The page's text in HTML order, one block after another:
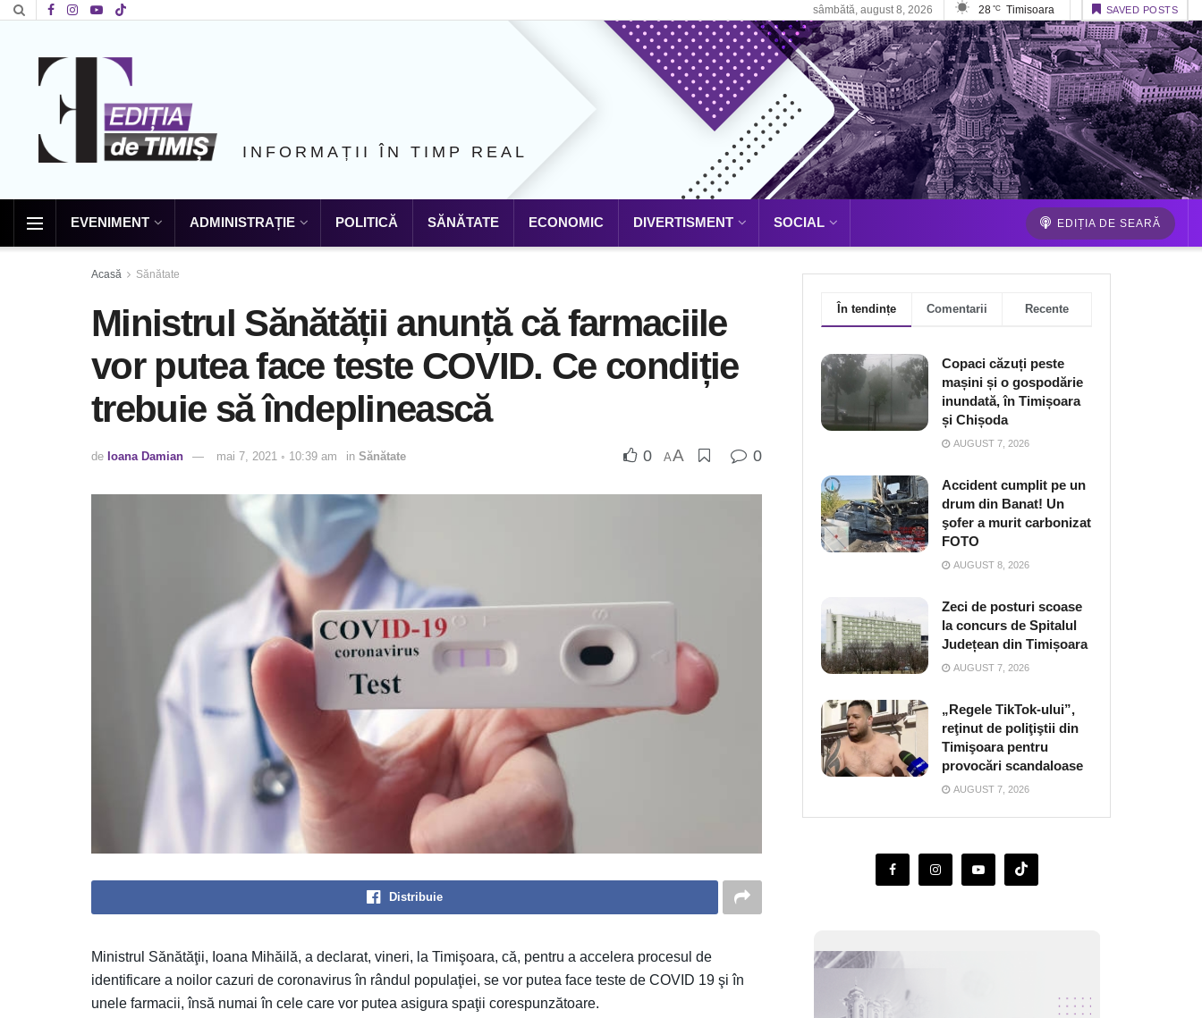
sâmbătă, august 8, 2026 28 °C Timisoara SAVED POSTS
INFORMAȚII ÎN TIMP REAL
EVENIMENT ADMINISTRAȚIE POLITICĂ SĂNĂTATE ECONOMIC DIVERTISMENT SOCIAL EDIȚIA DE SEARĂ
Acasă Sănătate
Ministrul Sănătății anunță că farmaciile
vor putea face teste COVID. Ce condiție
trebuie să îndeplinească
de Ioana Damian mai 7, 2021 ◦ 10:39 am in Sănătate 0 AA 0
Distribuie
Ministrul Sănătăţii, Ioana Mihăilă, a declarat, vineri, la Timişoara, că, pentru a accelera procesul de
identificare a noilor cazuri de coronavirus în rândul populaţiei, se vor putea face teste de COVID 19 şi în
unele farmacii, însă numai în cele care vor putea asigura spaţii corespunzătoare.
În tendințe Comentarii Recente
Copaci căzuți peste
mașini și o gospodărie
inundată, în Timișoara
și Chișoda
AUGUST 7, 2026
Accident cumplit pe un
drum din Banat! Un
şofer a murit carbonizat
FOTO
AUGUST 8, 2026
Zeci de posturi scoase
la concurs de Spitalul
Județean din Timișoara
AUGUST 7, 2026
„Regele TikTok-ului”,
reţinut de poliţiştii din
Timişoara pentru
provocări scandaloase
AUGUST 7, 2026